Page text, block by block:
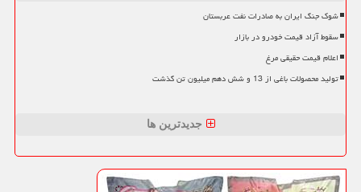
شوک جنگ ایران به صادرات نفت عربستان
سقوط آزاد قیمت خودرو در بازار
اعلام قیمت حقیقی مرغ
تولید محصولات باغی از 13 و شش دهم میلیون تن گذشت
جدیدترین ها